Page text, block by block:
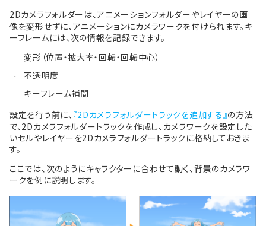
2Dカメラフォルダーは、アニメーションフォルダーやレイヤーの画
像を変形せずに、アニメーションにカメラワークを付けられます。キ
ーフレームには、次の情報を記録できます。
· 変形（位置・拡大率・回転・回転中心）
· 不透明度
·
キーフレーム補間
設定を行う前に、 『2Dカメラフォルダートラックを追加する』の方法
で、2Dカメラフォルダートラックを作成し、カメラワークを設定した
いセルやレイヤーを2Dカメラフォルダートラックに格納しておきま
す。
ここでは、次のようにキャラクターに合わせて動く、背景のカメラワ
ークを例に説明します。